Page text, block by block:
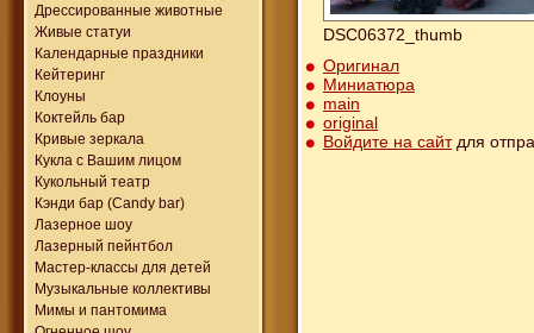
Дрессированные животные
Живые статуи
Календарные праздники
Кейтеринг
Клоуны
Коктейль бар
Кривые зеркала
Кукла с Вашим лицом
Кукольный театр
Кэнди бар (Candy bar)
Лазерное шоу
Лазерный пейнтбол
Мастер-классы для детей
Музыкальные коллективы
Мимы и пантомима
DSC06372_thumb
Оригинал
Миниатюра
main
original
Войдите на сайтдля